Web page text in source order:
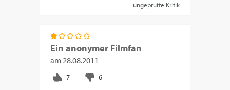
ungeprüfte Kritik
Ein anonymer Filmfan
am 28.08.2011